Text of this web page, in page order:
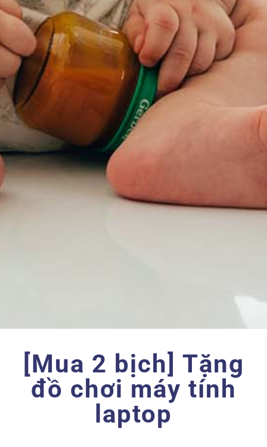
[Mua 2 bịch] Tặng
đồ chơi máy tính
laptop